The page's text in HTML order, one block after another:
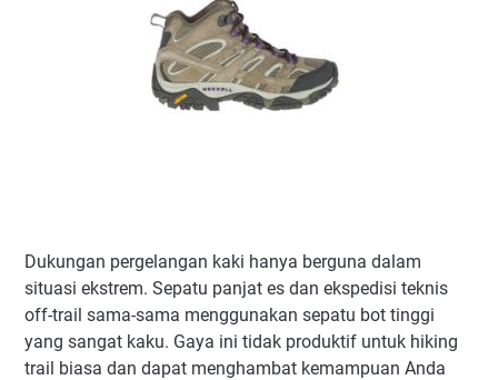
Dukungan pergelangan kaki hanya berguna dalam
situasi ekstrem. Sepatu panjat es dan ekspedisi teknis
off-trail sama-sama menggunakan sepatu bot tinggi
yang sangat kaku. Gaya ini tidak produktif untuk hiking
trail biasa dan dapat menghambat kemampuan Anda